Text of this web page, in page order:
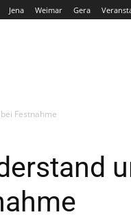
Jena Weimar Gera
Festnahme